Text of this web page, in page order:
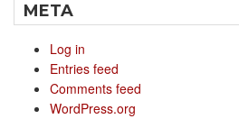
META
Log in
Entries feed
Comments feed
WordPress.org